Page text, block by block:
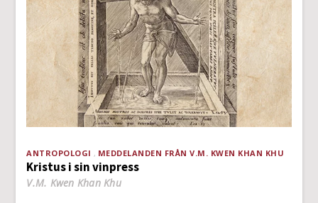
ANTROPOLOGI MEDDELANDEN FRÅN V.M. KWEN KHAN KHU
Kristus i sin vinpress
V.M. Kwen Khan Khu